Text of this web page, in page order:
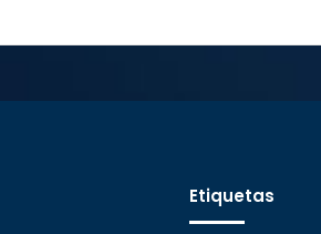
Etiquetas